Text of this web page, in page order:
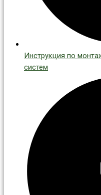
Инструкция по
систем